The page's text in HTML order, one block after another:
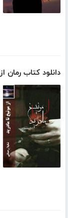
دانلود کتاب رمان